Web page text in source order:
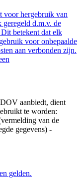
voor hergebruik van
geregeld d.m.v. de
betekent dat elk
voor onbepaalde
aan verbonden zijn.
aanbiedt, dient
te worden:
van de
gegevens) -
gelden.